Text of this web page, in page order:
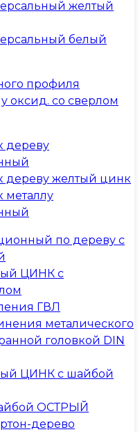
желтый
белый
профиля
оксид. со сверлом
дереву
дереву желтый цинк
металлу
по дереву с
ЦИНК с
ГВЛ
металического
головкой DIN
ЦИНК с шайбой
ОСТРЫЙ
дерево